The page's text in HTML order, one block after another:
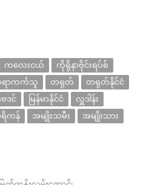
ကလေးငယ်
ကိုရိုနာဗိုင်းရပ်စ်
ာကင်္ကသူ တရုတ်
တရုတ်နိုင်ငံ
ေဒင် မြန်မာနိုင်ငံ
လှူဒါန်း
ကန် အမျိုးသမီး အမျိုးသား